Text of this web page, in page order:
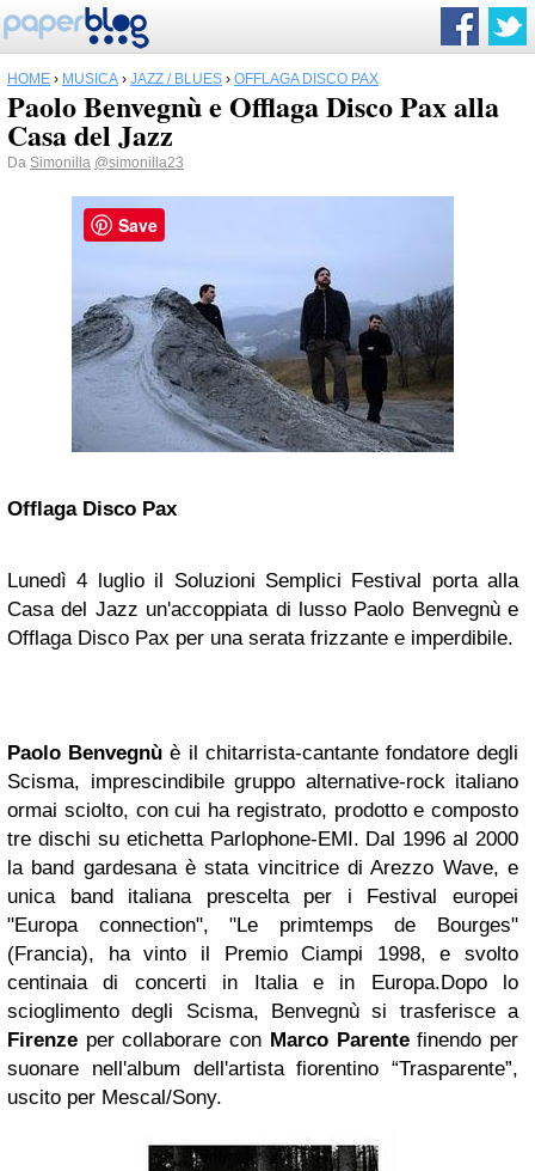
HOME › MUSICA › JAZZ / BLUES › OFFLAGA DISCO PAX
Paolo Benvegnù e Offlaga Disco Pax alla
Casa del Jazz
Da Simonilla @simonilla23
Offlaga Disco Pax
Lunedì 4 luglio il Soluzioni Semplici Festival porta alla
Casa del Jazz un'accoppiata di lusso Paolo Benvegnù e
Offlaga Disco Pax per una serata frizzante e imperdibile.
Paolo Benvegnù è il chitarrista-cantante fondatore degli
Scisma, imprescindibile gruppo alternative-rock italiano
ormai sciolto, con cui ha registrato, prodotto e composto
tre dischi su etichetta Parlophone-EMI. Dal 1996 al 2000
la band gardesana è stata vincitrice di Arezzo Wave, e
unica band italiana prescelta per i Festival europei
"Europa connection", "Le primtemps de Bourges"
(Francia), ha vinto il Premio Ciampi 1998, e svolto
centinaia di concerti in Italia e in Europa.Dopo lo
scioglimento degli Scisma, Benvegnù si trasferisce a
Firenze per collaborare con Marco Parentefinendo per
suonare nell'album dell'artista fiorentino “Trasparente”,
uscito per Mescal/Sony.
Save